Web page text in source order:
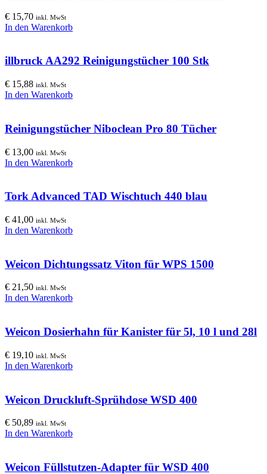
€ 15,70 inkl. MwSt
In den Warenkorb
illbruck AA292 Reinigungstücher 100 Stk
€ 15,88 inkl. MwSt
In den Warenkorb
Reinigungstücher Niboclean Pro 80 Tücher
€ 13,00 inkl. MwSt
In den Warenkorb
Tork Advanced TAD Wischtuch 440 blau
€ 41,00 inkl. MwSt
In den Warenkorb
Weicon Dichtungssatz Viton für WPS 1500
€ 21,50 inkl. MwSt
In den Warenkorb
Weicon Dosierhahn für Kanister für 5l, 10 l und 28l
€ 19,10 inkl. MwSt
In den Warenkorb
Weicon Druckluft-Sprühdose WSD 400
€ 50,89 inkl. MwSt
In den Warenkorb
Weicon Füllstutzen-Adapter für WSD 400